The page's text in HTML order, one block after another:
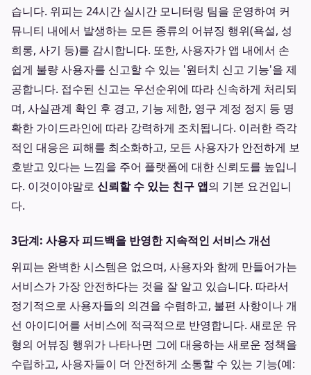
습니다. 위피는 24시간 실시간 모니터링 팀을 운영하여 커
뮤니티 내에서 발생하는 모든 종류의 어뷰징 행위(욕설, 성
희롱, 사기 등)를 감시합니다. 또한, 사용자가 앱 내에서 손
쉽게 불량 사용자를 신고할 수 있는 '원터치 신고 기능'을 제
공합니다. 접수된 신고는 우선순위에 따라 신속하게 처리되
며, 사실관계 확인 후 경고, 기능 제한, 영구 계정 정지 등 명
확한 가이드라인에 따라 강력하게 조치됩니다. 이러한 즉각
적인 대응은 피해를 최소화하고, 모든 사용자가 안전하게 보
호받고 있다는 느낌을 주어 플랫폼에 대한 신뢰도를 높입니
다. 이것이야말로 신뢰할 수 있는 친구 앱의 기본 요건입니
다.
3단계: 사용자 피드백을 반영한 지속적인 서비스 개선
위피는 완벽한 시스템은 없으며, 사용자와 함께 만들어가는
서비스가 가장 안전하다는 것을 잘 알고 있습니다. 따라서
정기적으로 사용자들의 의견을 수렴하고, 불편 사항이나 개
선 아이디어를 서비스에 적극적으로 반영합니다. 새로운 유
형의 어뷰징 행위가 나타나면 그에 대응하는 새로운 정책을
수립하고, 사용자들이 더 안전하게 소통할 수 있는 기능(예: